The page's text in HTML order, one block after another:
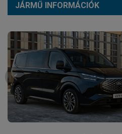
JÁRMŰ INFORMÁCIÓK